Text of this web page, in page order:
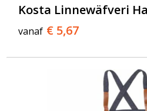
Kosta Linnewäfveri
vanaf € 5,67